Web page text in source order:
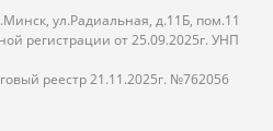
ул.Радиальная, д.11Б, пом.11
регистрации от 25.09.2025г. УНП
реестр 21.11.2025г. №762056